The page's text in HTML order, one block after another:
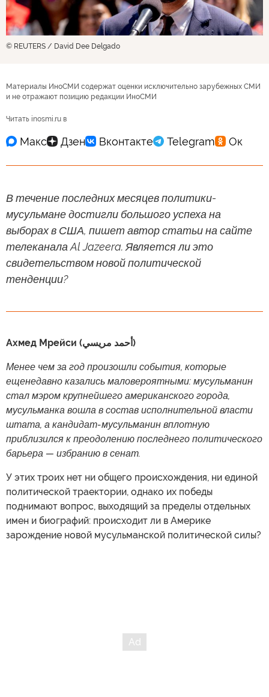
© REUTERS / David Dee Delgado
Материалы ИноСМИ содержат оценки исключительно зарубежных СМИ
и не отражают позицию редакции ИноСМИ
Читать inosmi.ru в
В течение последних месяцев политики-
мусульмане достигли большого успеха на
выборах в США, пишет автор статьи на сайте
телеканала Al Jazeera. Является ли это
свидетельством новой политической
тенденции?
Ахмед Мрейси (أحمد مريسي)
Менее чем за год произошли события, которые
ещенедавно казались маловероятными: мусульманин
стал мэром крупнейшего американского города,
мусульманка вошла в состав исполнительной власти
штата, а кандидат-мусульманин вплотную
приблизился к преодолению последнего политического
барьера — избранию в сенат.
У этих троих нет ни общего происхождения, ни единой
политической траектории, однако их победы
поднимают вопрос, выходящий за пределы отдельных
имен и биографий: происходит ли в Америке
зарождение новой мусульманской политической силы?